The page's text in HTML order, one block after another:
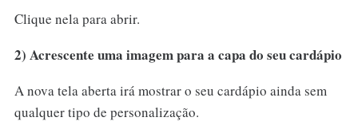
Clique nela para abrir.
2) Acrescente uma imagem para a capa do seu cardápio
A nova tela aberta irá mostrar o seu cardápio ainda sem
qualquer tipo de personalização.